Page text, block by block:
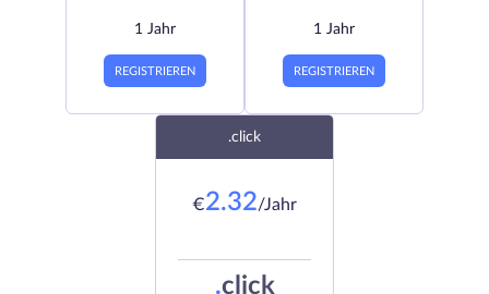
1 Jahr
REGISTRIEREN
1 Jahr
REGISTRIEREN
.click
€2.32/Jahr
.click